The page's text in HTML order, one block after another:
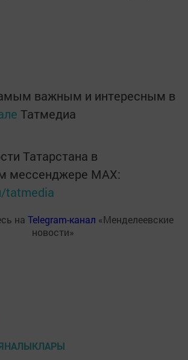
важным и интересным в
Татмедиа
Татарстана в
мессенджере MАХ:
tatmedia
на Telegram-канал «Менделеевские
новости»